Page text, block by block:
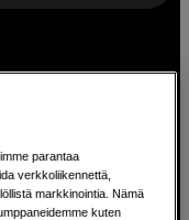
parantaa
verkkoliikennettä,
markkinointia. Nämä
kuten